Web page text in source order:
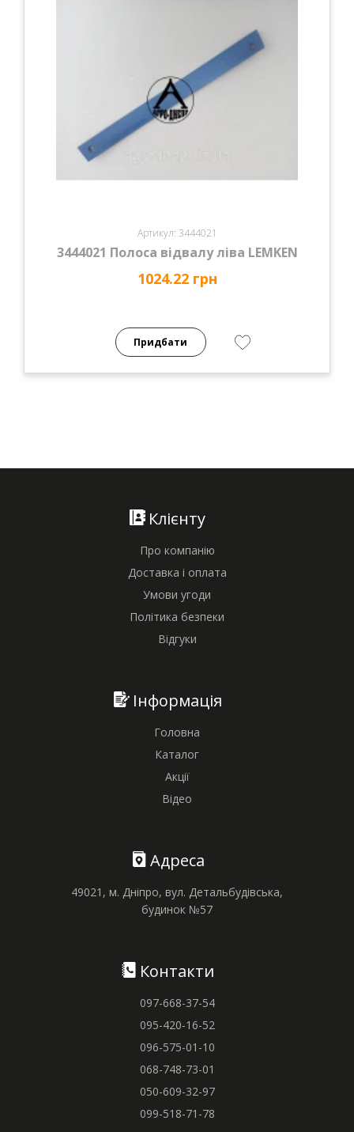
Артикул: 3444021
3444021 Полоса відвалу ліва LEMKEN
1024.22 грн
Придбати
Клієнту
Про компанію
Доставка і оплата
Умови угоди
Політика безпеки
Відгуки
Інформація
Головна
Каталог
Акції
Відео
Адреса
49021, м. Дніпро, вул. Детальбудівська,
будинок №57
Контакти
097-668-37-54
095-420-16-52
096-575-01-10
068-748-73-01
050-609-32-97
099-518-71-78